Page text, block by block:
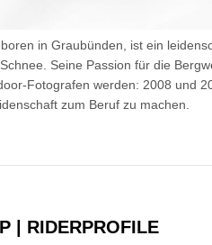
in Graubünden, ist ein
Seine Passion für die
Fotografen werden: 2008 und
zum Beruf zu machen.
| RIDERPROFILE